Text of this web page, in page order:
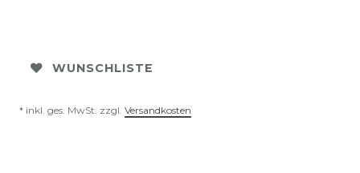
WUNSCHLISTE
* inkl. ges. MwSt. zzgl. Versandkosten